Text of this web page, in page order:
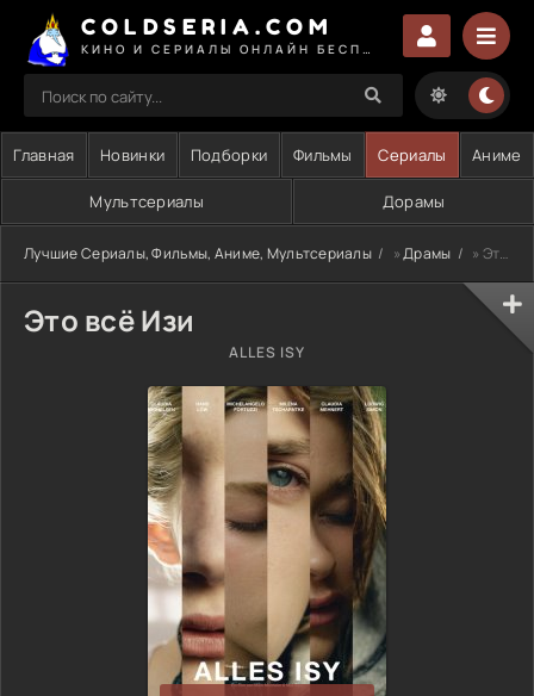
COLDSERIA.COM
Главная Новинки Подборки Фильмы Сериалы Аниме
Мультсериалы Дорамы
Лучшие Сериалы, Фильмы, Аниме, Мультсериалы »Драмы » Это всё Изи
Это всё Изи
ALLES ISY